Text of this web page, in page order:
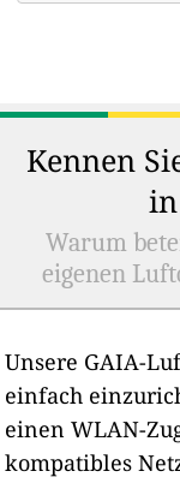
Kennen
Warum
eigenen
Unsere GAIA-
einfach
einen WLAN-
kompatibles